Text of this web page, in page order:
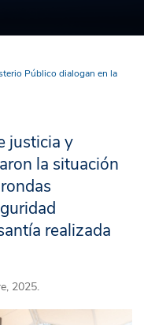
Público dialogan en la
justicia y
la situación
realizada
2025.